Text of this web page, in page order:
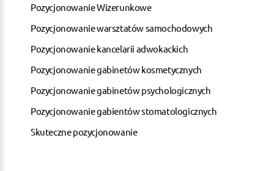
Pozycjonowanie Wizerunkowe
Pozycjonowanie warsztatów samochodowych
Pozycjonowanie kancelarii adwokackich
Pozycjonowanie gabinetów kosmetycznych
Pozycjonowanie gabinetów psychologicznych
Pozycjonowanie gabientów stomatologicznych
Skuteczne pozycjonowanie